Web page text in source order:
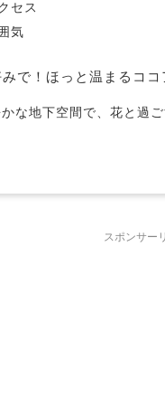
セス
気
で！ほっと温まるココ
な地下空間 で、 花と 過
スポンサー